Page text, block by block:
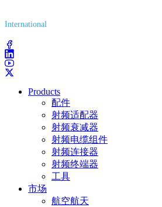
International
Products
配件
射频适配器
射频衰减器
射频电缆组件
射频连接器
射频终端器
工具
市场
航空航天